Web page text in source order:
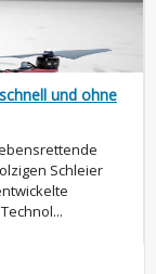
und ohne
Schleier